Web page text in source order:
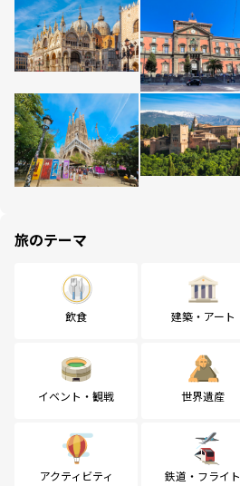
旅のテーマ
飲食 建築・アート
イベント・観戦 世界遺産
アクティビティ 鉄道・フライト